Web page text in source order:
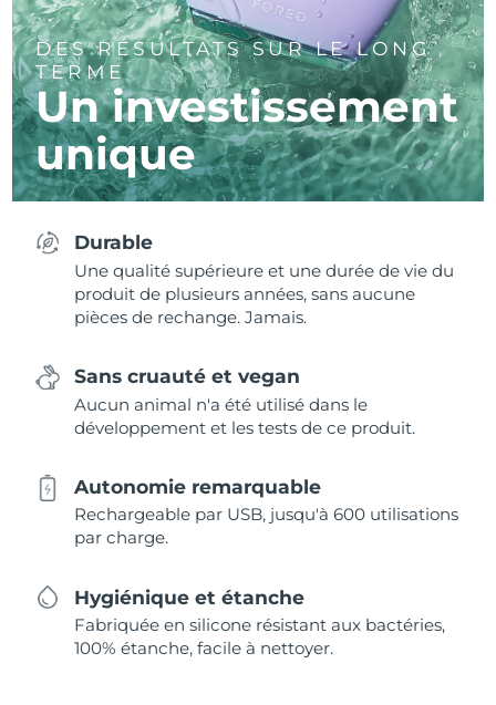
DES RÉSULTATS SUR LE LONG
TERME
Un investissement
unique
Durable
Une qualité supérieure et une durée de vie du
produit de plusieurs années, sans aucune
pièces de rechange. Jamais.
Sans cruauté et vegan
Aucun animal n'a été utilisé dans le
développement et les tests de ce produit.
Autonomie remarquable
Rechargeable par USB, jusqu'à 600 utilisations
par charge.
Hygiénique et étanche
Fabriquée en silicone résistant aux bactéries,
100% étanche, facile à nettoyer.